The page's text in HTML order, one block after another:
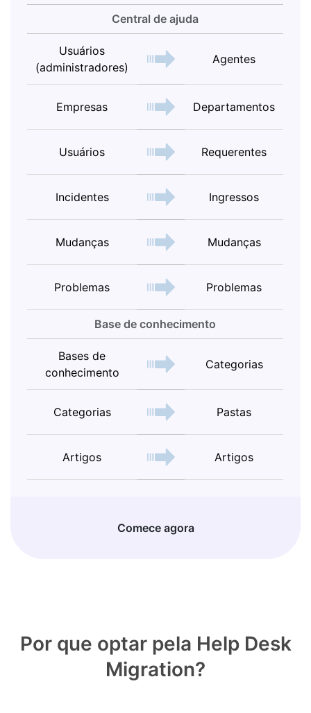
Central de ajuda
Usuários
(administradores)
Agentes
Empresas Departamentos
Usuários Requerentes
Incidentes Ingressos
Mudanças Mudanças
Problemas Problemas
Base de conhecimento
Bases de
conhecimento
Categorias
Categorias Pastas
Artigos Artigos
Comece agora
Por que optar pela Help Desk
Migration?